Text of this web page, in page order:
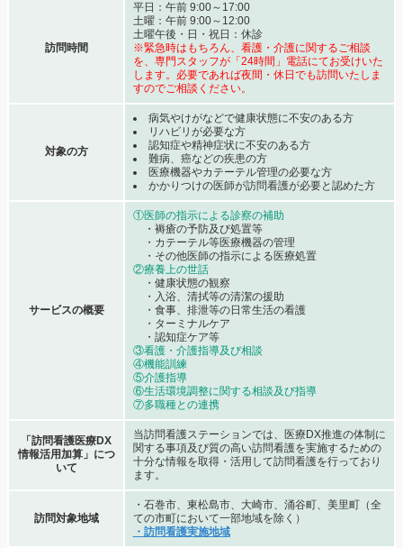
訪問時間
平日：午前 9:00～17:00
土曜：午前 9:00～12:00
土曜午後・日・祝日：休診
※緊急時はもちろん、看護・介護に関するご相談
を、専門スタッフが「24時間」電話にてお受けいた
します。必要であれば夜間・休日でも訪問いたしま
すのでご相談ください。
対象の方
病気やけがなどで健康状態に不安のある方
リハビリが必要な方
認知症や精神症状に不安のある方
難病、癌などの疾患の方
医療機器やカテーテル管理の必要な方
かかりつけの医師が訪問看護が必要と認めた方
サービスの概要
①医師の指示による診察の補助
・褥瘡の予防及び処置等
・カテーテル等医療機器の管理
・その他医師の指示による医療処置
②療養上の世話
・健康状態の観察
・入浴、清拭等の清潔の援助
・食事、排泄等の日常生活の看護
・ターミナルケア
・認知症ケア等
③看護・介護指導及び相談
④機能訓練
⑤介護指導
⑥生活環境調整に関する相談及び指導
⑦多職種との連携
「訪問看護医療DX
情報活用加算」につ
いて
当訪問看護ステーションでは、医療DX推進の体制に
関する事項及び質の高い訪問看護を実施するための
十分な情報を取得・活用して訪問看護を行っており
ます。
訪問対象地域
・石巻市、東松島市、大崎市、涌谷町、美里町（全
ての市町において一部地域を除く）
・訪問看護実施地域